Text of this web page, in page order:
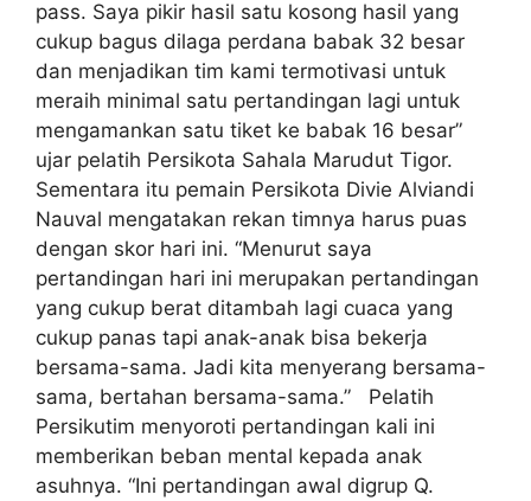
pass. Saya pikir hasil satu kosong hasil yang
cukup bagus dilaga perdana babak 32 besar
dan menjadikan tim kami termotivasi untuk
meraih minimal satu pertandingan lagi untuk
mengamankan satu tiket ke babak 16 besar”
ujar pelatih Persikota Sahala Marudut Tigor.
Sementara itu pemain Persikota Divie Alviandi
Nauval mengatakan rekan timnya harus puas
dengan skor hari ini. “Menurut saya
pertandingan hari ini merupakan pertandingan
yang cukup berat ditambah lagi cuaca yang
cukup panas tapi anak-anak bisa bekerja
bersama-sama. Jadi kita menyerang bersama-
sama, bertahan bersama-sama.” Pelatih
Persikutim menyoroti pertandingan kali ini
memberikan beban mental kepada anak
asuhnya. “Ini pertandingan awal digrup Q.